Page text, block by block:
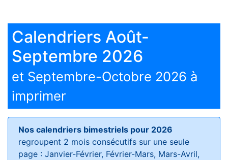
Calendriers Août-
Septembre 2026
et Septembre-Octobre 2026 à
imprimer
Nos calendriers bimestriels pour 2026
regroupent 2 mois consécutifs sur une seule
page : Janvier-Février, Février-Mars, Mars-Avril,